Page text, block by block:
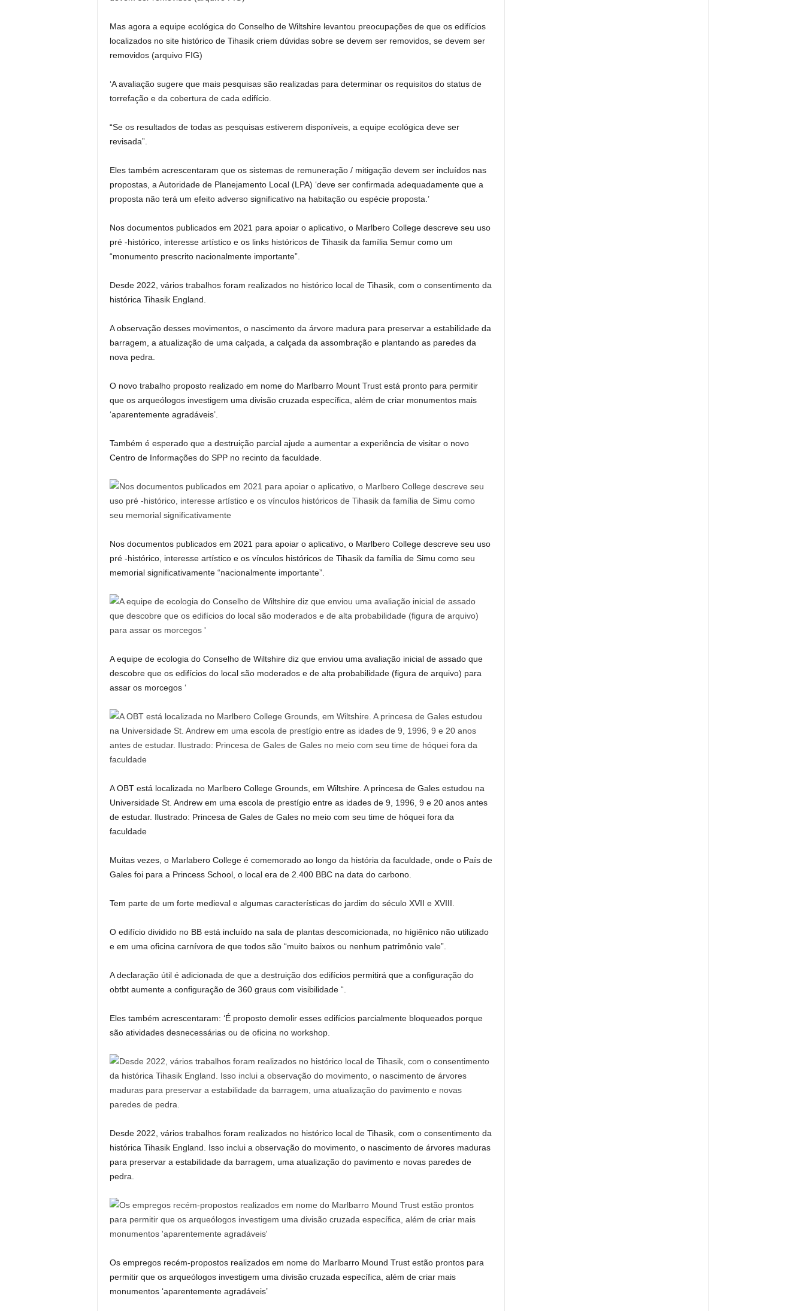
Mas agora a equipe ecológica do Conselho de Wiltshire levantou preocupações de que os edifícios
localizados no site histórico de Tihasik criem dúvidas sobre se devem ser removidos, se devem ser
removidos (arquivo FIG)
‘A avaliação sugere que mais pesquisas são realizadas para determinar os requisitos do status de
torrefação e da cobertura de cada edifício.
“Se os resultados de todas as pesquisas estiverem disponíveis, a equipe ecológica deve ser
revisada”.
Eles também acrescentaram que os sistemas de remuneração / mitigação devem ser incluídos nas
propostas, a Autoridade de Planejamento Local (LPA) ‘deve ser confirmada adequadamente que a
proposta não terá um efeito adverso significativo na habitação ou espécie proposta.’
Nos documentos publicados em 2021 para apoiar o aplicativo, o Marlbero College descreve seu uso
pré -histórico, interesse artístico e os links históricos de Tihasik da família Semur como um
“monumento prescrito nacionalmente importante”.
Desde 2022, vários trabalhos foram realizados no histórico local de Tihasik, com o consentimento da
histórica Tihasik England.
A observação desses movimentos, o nascimento da árvore madura para preservar a estabilidade da
barragem, a atualização de uma calçada, a calçada da assombração e plantando as paredes da
nova pedra.
O novo trabalho proposto realizado em nome do Marlbarro Mount Trust está pronto para permitir
que os arqueólogos investigem uma divisão cruzada específica, além de criar monumentos mais
‘aparentemente agradáveis’.
Também é esperado que a destruição parcial ajude a aumentar a experiência de visitar o novo
Centro de Informações do SPP no recinto da faculdade.
Nos documentos publicados em 2021 para apoiar o aplicativo, o Marlbero College descreve seu uso
pré -histórico, interesse artístico e os vínculos históricos de Tihasik da família de Simu como seu
memorial significativamente “nacionalmente importante”.
A equipe de ecologia do Conselho de Wiltshire diz que enviou uma avaliação inicial de assado que
descobre que os edifícios do local são moderados e de alta probabilidade (figura de arquivo) para
assar os morcegos ‘
A OBT está localizada no Marlbero College Grounds, em Wiltshire. A princesa de Gales estudou na
Universidade St. Andrew em uma escola de prestígio entre as idades de 9, 1996, 9 e 20 anos antes
de estudar. Ilustrado: Princesa de Gales de Gales no meio com seu time de hóquei fora da
faculdade
Muitas vezes, o Marlabero College é comemorado ao longo da história da faculdade, onde o País de
Gales foi para a Princess School, o local era de 2.400 BBC na data do carbono.
Tem parte de um forte medieval e algumas características do jardim do século XVII e XVIII.
O edifício dividido no BB está incluído na sala de plantas descomicionada, no higiênico não utilizado
e em uma oficina carnívora de que todos são “muito baixos ou nenhum patrimônio vale”.
A declaração útil é adicionada de que a destruição dos edifícios permitirá que a configuração do
obtbt aumente a configuração de 360 graus com visibilidade “.
Eles também acrescentaram: ‘É proposto demolir esses edifícios parcialmente bloqueados porque
são atividades desnecessárias ou de oficina no workshop.
Desde 2022, vários trabalhos foram realizados no histórico local de Tihasik, com o consentimento da
histórica Tihasik England. Isso inclui a observação do movimento, o nascimento de árvores maduras
para preservar a estabilidade da barragem, uma atualização do pavimento e novas paredes de
pedra.
Os empregos recém-propostos realizados em nome do Marlbarro Mound Trust estão prontos para
permitir que os arqueólogos investigem uma divisão cruzada específica, além de criar mais
monumentos ‘aparentemente agradáveis’